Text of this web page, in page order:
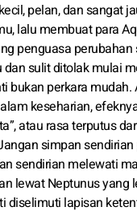
pelan, dan sangat
lalu membuat para
penguasa
dan sulit ditolak mulai
bukan perkara
keseharian,
atau rasa terputus
simpan
sendirian melewati
lewat Neptunus yang
diselimuti lapisan